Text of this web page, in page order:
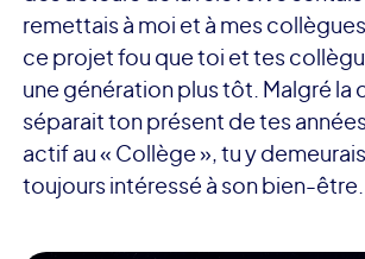
remettais à moi et à mes
ce projet fou que toi et tes
une génération plus tôt. Malgré la
séparait ton présent de tes
actif au « Collège », tu y
toujours intéressé à son bien-être.